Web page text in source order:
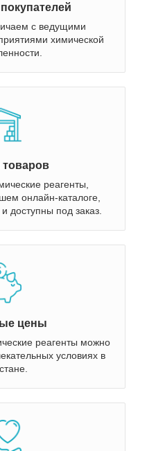
с ведущими
химической
товаров
реагенты,
онлайн-каталоге,
доступны под заказ.
цены
реагенты можно
условиях в